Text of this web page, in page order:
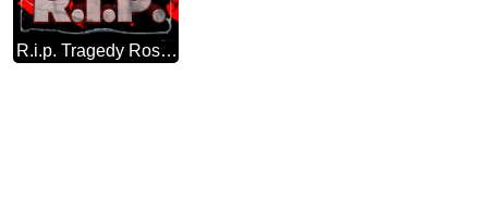
R.i.p. Tragedy Rose Flower